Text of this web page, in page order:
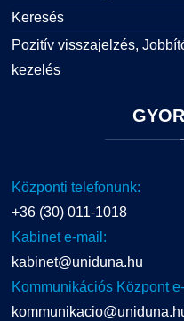
Keresés
Pozitív visszajelzés,
kezelés
Központi telefonunk:
+36 (30) 011-1018
Kabinet e-mail:
kabinet@uniduna.hu
Kommunikációs Központ